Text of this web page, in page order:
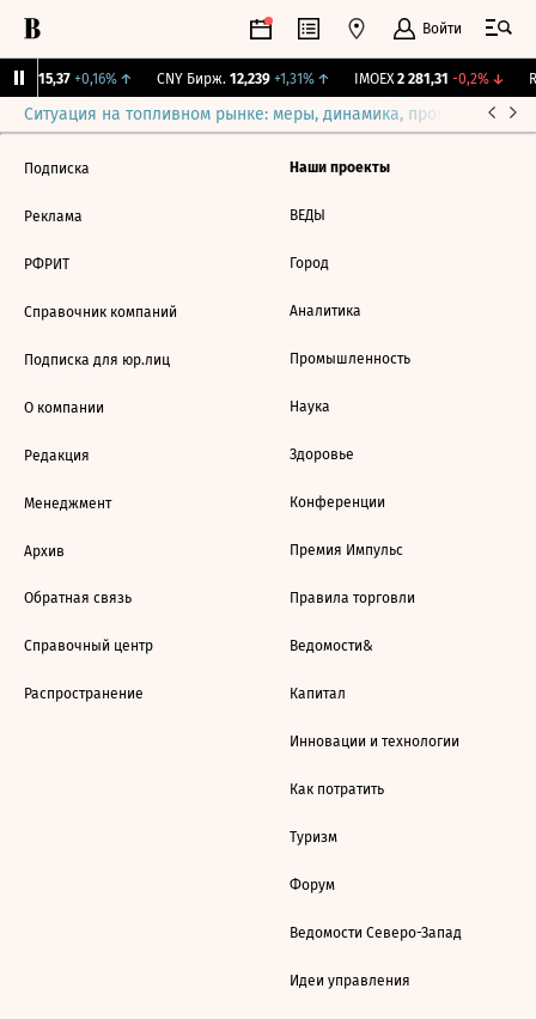
Войти
115,37 +0,16%↑ CNY Бирж. 12,239 +1,31%↑ IMOEX 2 281,31 -0,2%↓
Ситуация на топливном рынке: меры, динамика, прогнозы
Подписка
Реклама
РФРИТ
Справочник компаний
Подписка для юр.лиц
О компании
Редакция
Менеджмент
Архив
Обратная связь
Справочный центр
Распространение
Наши проекты
ВЕДЫ
Город
Аналитика
Промышленность
Наука
Здоровье
Конференции
Премия Импульс
Правила торговли
Ведомости&
Капитал
Инновации и технологии
Как потратить
Туризм
Форум
Ведомости Северо-Запад
Идеи управления